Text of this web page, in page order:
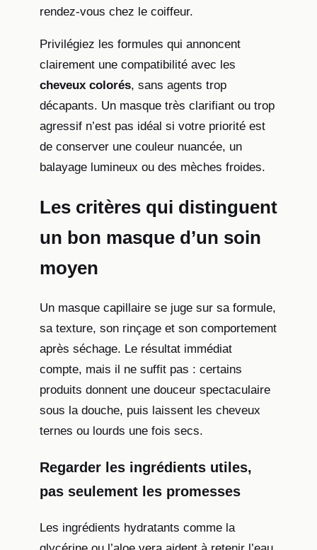
rendez-vous chez le coiffeur.
Privilégiez les formules qui annoncent
clairement une compatibilité avec les
cheveux colorés, sans agents trop
décapants. Un masque très clarifiant ou trop
agressif n’est pas idéal si votre priorité est
de conserver une couleur nuancée, un
balayage lumineux ou des mèches froides.
Les critères qui distinguent
un bon masque d’un soin
moyen
Un masque capillaire se juge sur sa formule,
sa texture, son rinçage et son comportement
après séchage. Le résultat immédiat
compte, mais il ne suffit pas : certains
produits donnent une douceur spectaculaire
sous la douche, puis laissent les cheveux
ternes ou lourds une fois secs.
Regarder les ingrédients utiles,
pas seulement les promesses
Les ingrédients hydratants comme la